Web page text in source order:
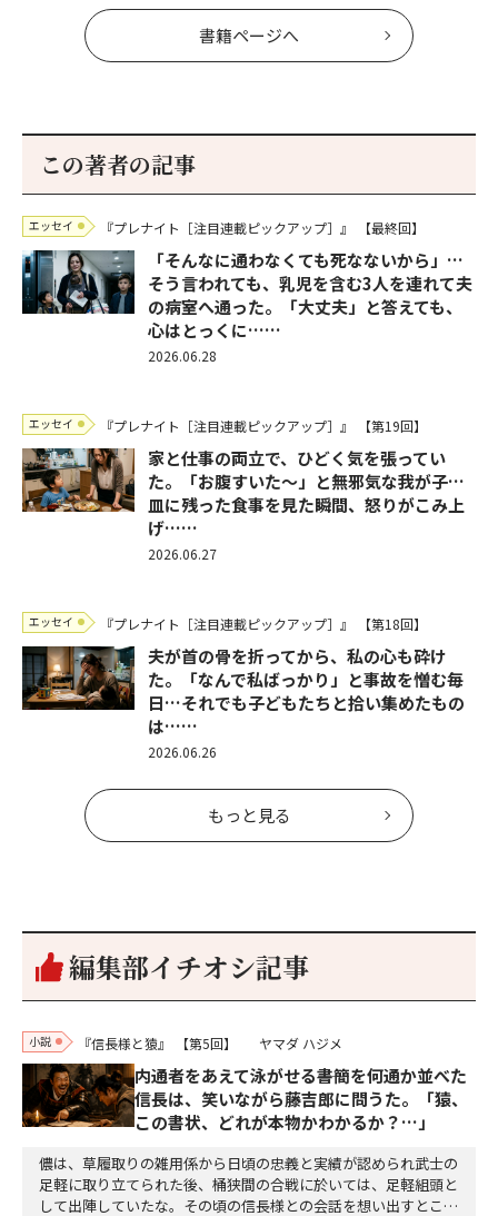
書籍ページへ
この著者の記事
エッセイ 『プレナイト［注目連載ピックアップ］』 【最終回】
「そんなに通わなくても死なないから」…
そう言われても、乳児を含む3人を連れて夫
の病室へ通った。「大丈夫」と答えても、
心はとっくに……
2026.06.28
エッセイ 『プレナイト［注目連載ピックアップ］』 【第19回】
家と仕事の両立で、ひどく気を張ってい
た。「お腹すいた～」と無邪気な我が子…
皿に残った食事を見た瞬間、怒りがこみ上
げ……
2026.06.27
エッセイ 『プレナイト［注目連載ピックアップ］』 【第18回】
夫が首の骨を折ってから、私の心も砕け
た。「なんで私ばっかり」と事故を憎む毎
日…それでも子どもたちと拾い集めたもの
は……
2026.06.26
もっと見る
編集部イチオシ記事
小説 『信長様と猿』 【第5回】 ヤマダ ハジメ
内通者をあえて泳がせる――書簡を何通か並べた
信長は、笑いながら藤吉郎に問うた。「猿、
この書状、どれが本物かわかるか？…」
儂は、草履取りの雑用係から日頃の忠義と実績が認められ武士の
足軽に取り立てられた後、桶狭間の合戦に於いては、足軽組頭と
して出陣していたな。その頃の信長様との会話を想い出すとこん